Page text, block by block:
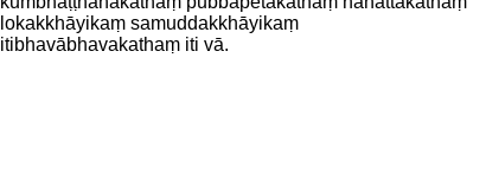
lokakkhāyikaṃ samuddakkhāyikaṃ
itibhavābhavakathaṃ iti vā.